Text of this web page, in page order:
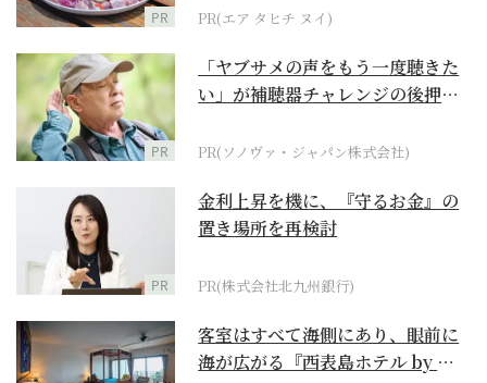
PR PR(エア タヒチ ヌイ)
PR
「ヤブサメの声をもう一度聴きた
い」が補聴器チャレンジの後押し
PR(ソノヴァ・ジャパン株式会社)
PR
金利上昇を機に、『守るお金』の
置き場所を再検討
PR(株式会社北九州銀行)
客室はすべて海側にあり、眼前に
海が広がる『西表島ホテル by 星